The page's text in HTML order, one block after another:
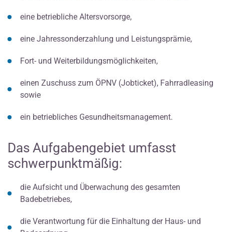
eine betriebliche Altersvorsorge,
eine Jahressonderzahlung und Leistungsprämie,
Fort- und Weiterbildungsmöglichkeiten,
einen Zuschuss zum ÖPNV (Jobticket), Fahrradleasing
sowie
ein betriebliches Gesundheitsmanagement.
Das Aufgabengebiet umfasst
schwerpunktmäßig:
die Aufsicht und Überwachung des gesamten
Badebetriebes,
die Verantwortung für die Einhaltung der Haus- und